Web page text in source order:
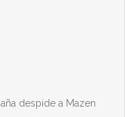
despide a Mazen